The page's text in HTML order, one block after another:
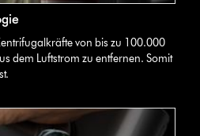
von bis zu 100.000
dem Luftstrom zu entfernen. Somit